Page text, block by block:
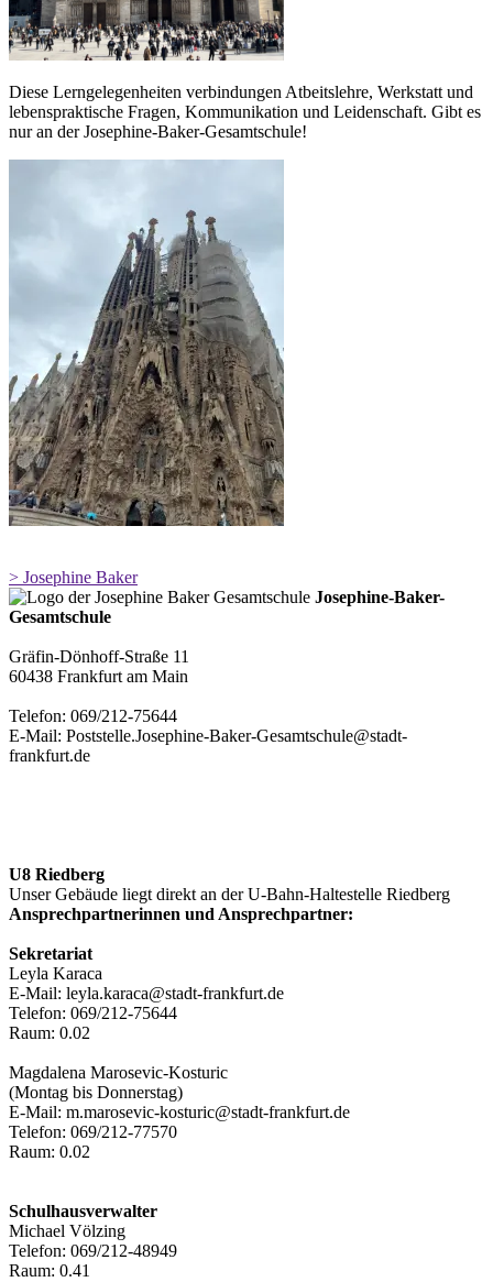
Diese Lerngelegenheiten verbindungen Atbeitslehre, Werkstatt und
lebenspraktische Fragen, Kommunikation und Leidenschaft. Gibt es
nur an der Josephine-Baker-Gesamtschule!
> Josephine Baker
Josephine-Baker-
Gesamtschule
Gräfin-Dönhoff-Straße 11
60438 Frankfurt am Main
Telefon: 069/212-75644
E-Mail: Poststelle.Josephine-Baker-Gesamtschule@stadt-
frankfurt.de
U8 Riedberg
Unser Gebäude liegt direkt an der U-Bahn-Haltestelle Riedberg
Ansprechpartnerinnen und Ansprechpartner:
Sekretariat
Leyla Karaca
E-Mail: leyla.karaca@stadt-frankfurt.de
Telefon: 069/212-75644
Raum: 0.02
Magdalena Marosevic-Kosturic
(Montag bis Donnerstag)
E-Mail: m.marosevic-kosturic@stadt-frankfurt.de
Telefon: 069/212-77570
Raum: 0.02
Schulhausverwalter
Michael Völzing
Telefon: 069/212-48949
Raum: 0.41